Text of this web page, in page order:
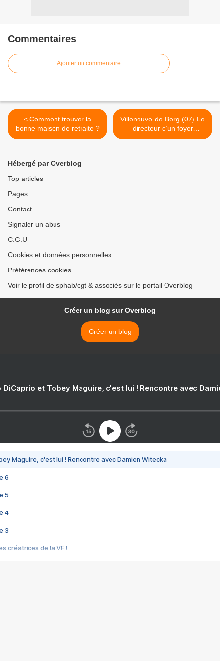
Commentaires
Ajouter un commentaire
< Comment trouver la
bonne maison de retraite ?
Villeneuve-de-Berg (07)-Le
directeur d’un foyer
logement jugé pour
Hébergé par Overblog
Top articles
Pages
Contact
Signaler un abus
C.G.U.
Cookies et données personnelles
Préférences cookies
Voir le profil de sphab/cgt & associés sur le portail Overblog
Créer un blog sur Overblog
Créer un blog
DiCaprio et Tobey Maguire, c'est lui ! Rencontre avec
Maguire, c'est lui ! Rencontre avec Damien Witecka
6
5
4
3
créatrices de la VF !